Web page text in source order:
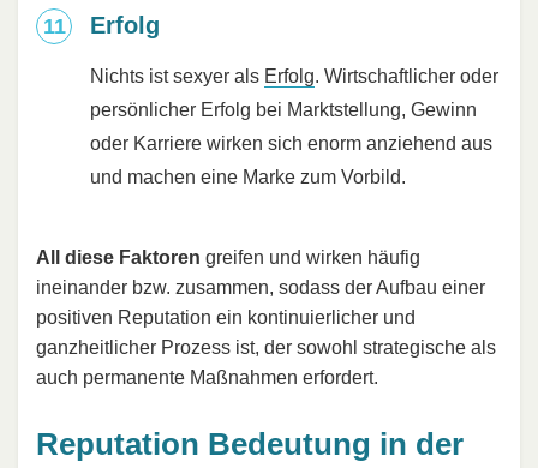
Erfolg
Nichts ist sexyer als Erfolg. Wirtschaftlicher oder
persönlicher Erfolg bei Marktstellung, Gewinn
oder Karriere wirken sich enorm anziehend aus
und machen eine Marke zum Vorbild.
All diese Faktoren greifen und wirken häufig
ineinander bzw. zusammen, sodass der Aufbau einer
positiven Reputation ein kontinuierlicher und
ganzheitlicher Prozess ist, der sowohl strategische als
auch permanente Maßnahmen erfordert.
Reputation Bedeutung in der